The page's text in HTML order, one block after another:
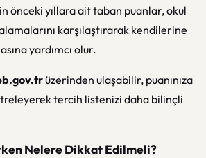
önceki yıllara ait taban puanlar, okul
karşılaştırarak kendilerine
yardımcı olur.
üzerinden ulaşabilir, puanınıza
tercih listenizi daha bilinçli
Nelere Dikkat Edilmeli?